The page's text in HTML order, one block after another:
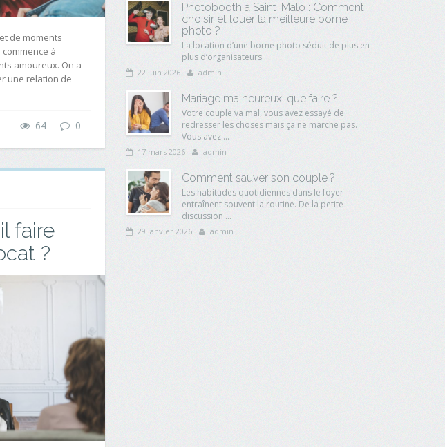
de moments
à
amoureux. On a
une relation de
64 0
faire
?
Photobooth à Saint-Malo : Comment
choisir et louer la meilleure borne
photo ?
La location d’une borne photo séduit de plus en
plus d’organisateurs ...
22 juin 2026 admin
Mariage malheureux, que faire ?
Votre couple va mal, vous avez essayé de
redresser les choses mais ça ne marche pas.
Vous avez ...
17 mars 2026 admin
Comment sauver son couple ?
Les habitudes quotidiennes dans le foyer
entraînent souvent la routine. De la petite
discussion ...
29 janvier 2026 admin